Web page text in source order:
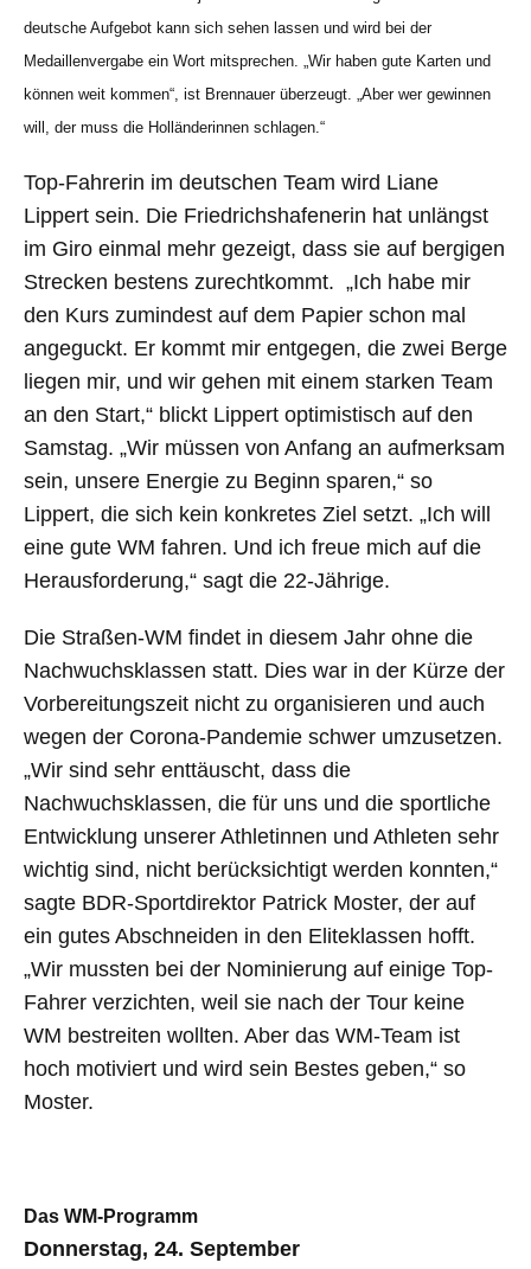
deutsche Aufgebot kann sich sehen lassen und wird bei der
Medaillenvergabe ein Wort mitsprechen. „Wir haben gute Karten und
können weit kommen“, ist Brennauer überzeugt. „Aber wer gewinnen
will, der muss die Holländerinnen schlagen.“
Top-Fahrerin im deutschen Team wird Liane
Lippert sein. Die Friedrichshafenerin hat unlängst
im Giro einmal mehr gezeigt, dass sie auf bergigen
Strecken bestens zurechtkommt. „Ich habe mir
den Kurs zumindest auf dem Papier schon mal
angeguckt. Er kommt mir entgegen, die zwei Berge
liegen mir, und wir gehen mit einem starken Team
an den Start,“ blickt Lippert optimistisch auf den
Samstag. „Wir müssen von Anfang an aufmerksam
sein, unsere Energie zu Beginn sparen,“ so
Lippert, die sich kein konkretes Ziel setzt. „Ich will
eine gute WM fahren. Und ich freue mich auf die
Herausforderung,“ sagt die 22-Jährige.
Die Straßen-WM findet in diesem Jahr ohne die
Nachwuchsklassen statt. Dies war in der Kürze der
Vorbereitungszeit nicht zu organisieren und auch
wegen der Corona-Pandemie schwer umzusetzen.
„Wir sind sehr enttäuscht, dass die
Nachwuchsklassen, die für uns und die sportliche
Entwicklung unserer Athletinnen und Athleten sehr
wichtig sind, nicht berücksichtigt werden konnten,“
sagte BDR-Sportdirektor Patrick Moster, der auf
ein gutes Abschneiden in den Eliteklassen hofft.
„Wir mussten bei der Nominierung auf einige Top-
Fahrer verzichten, weil sie nach der Tour keine
WM bestreiten wollten. Aber das WM-Team ist
hoch motiviert und wird sein Bestes geben,“ so
Moster.
Das WM-Programm
Donnerstag, 24. September